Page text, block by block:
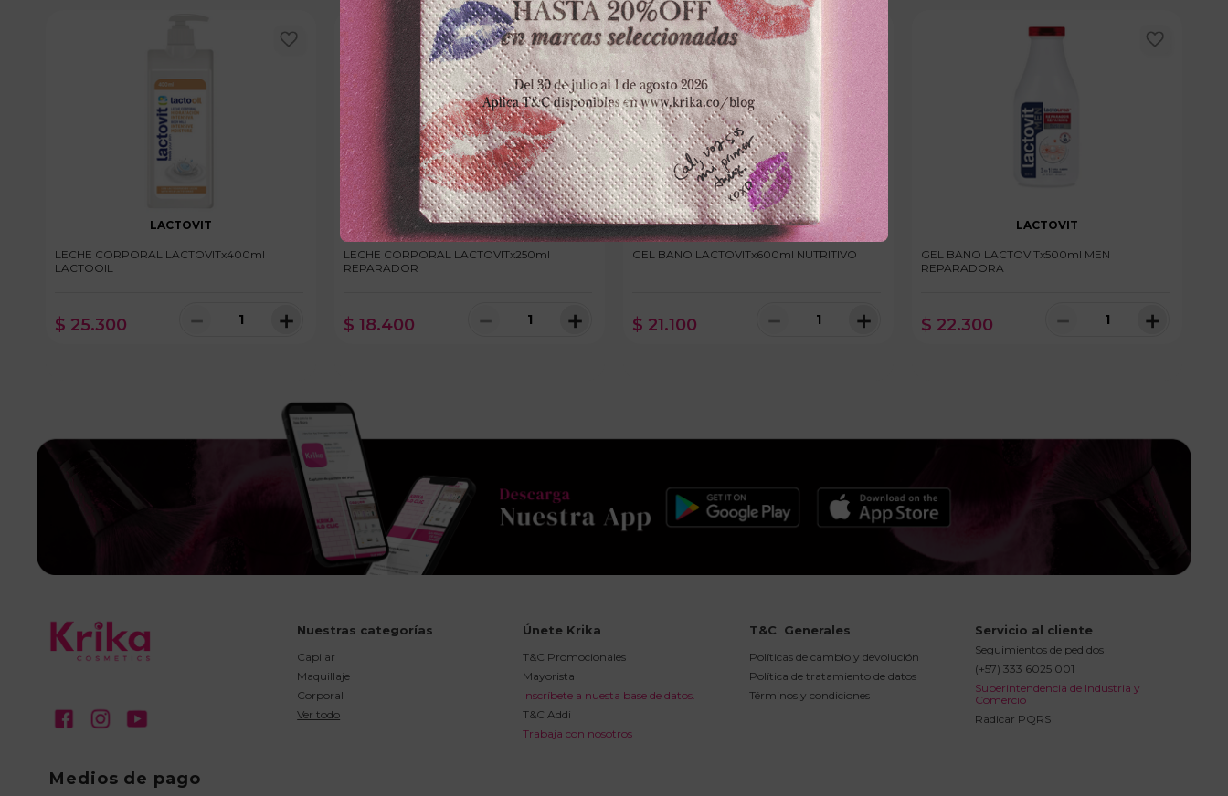
LACTOVIT
LECHE CORPORAL LACTOVITx400ml
LACTOOIL
$ 25.300 ＋
－
LACTOVIT
LECHE CORPORAL LACTOVITx250ml
REPARADOR
$ 18.400 ＋
－
LACTOVIT
GEL BANO LACTOVITx600ml NUTRITIVO
$ 21.100 ＋
－
LACTOVIT
GEL BANO LACTOVITx500ml MEN
REPARADORA
$ 22.300 ＋
－
Nuestras categorías
Capilar
Maquillaje
Corporal
Ver todo
Únete Krika
T&C Promocionales
Mayorista
Inscríbete a nuesta base de datos.
T&C Addi
Trabaja con nosotros
T&C  Generales
Políticas de cambio y devolución
Política de tratamiento de datos
Términos y condiciones
Servicio al cliente
Seguimientos de pedidos
(+57) 333 6025 001
Superintendencia de Industria y
Comercio
Radicar PQRS
Medios de pago